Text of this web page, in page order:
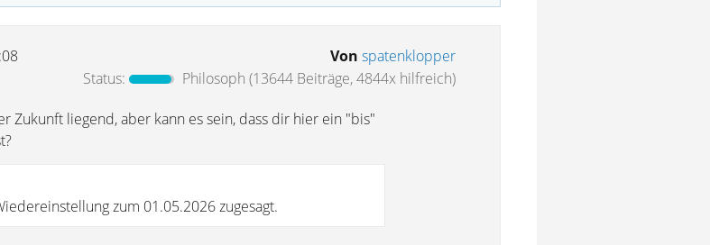
Von spatenklopper
Status:
Philosoph (13644 Beiträge, 4844x hilfreich)
Zukunft liegend, aber kann es sein, dass dir hier ein "bis"
zum 01.05.2026 zugesagt.